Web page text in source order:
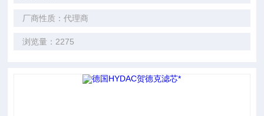
厂商性质：代理商
浏览量：2275